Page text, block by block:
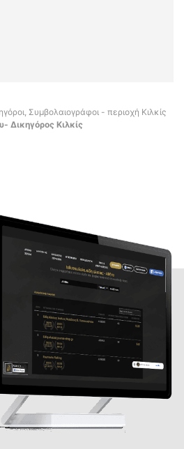
Συμβολαιογράφοι - περιοχή Κιλκίς
Δικηγόρος Κιλκίς